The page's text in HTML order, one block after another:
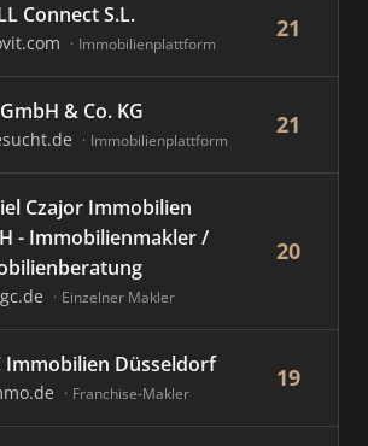
Connect S.L.
Immobilienplattform
21
& Co. KG
Immobilienplattform
21
Czajor Immobilien
- Immobilienmakler /
Einzelner Makler
20
Immobilien Düsseldorf
Franchise-Makler
19